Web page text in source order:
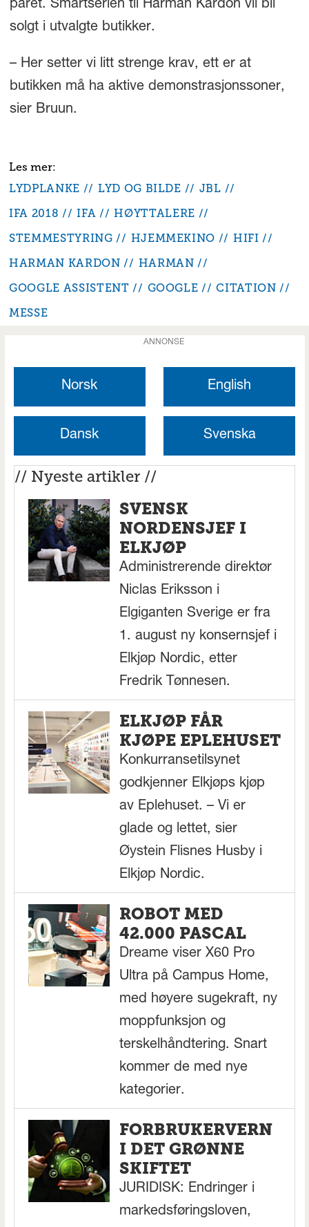
paret. Smartserien til Harman Kardon vil bli
solgt i utvalgte butikker.
– Her setter vi litt strenge krav, ett er at
butikken må ha aktive demonstrasjonssoner,
sier Bruun.
LYDPLANKE LYD OG BILDE
JBL
IFA 2018
IFA
HØYTTALERE
STEMMESTYRING
HJEMMEKINO
HIFI
HARMAN KARDON
HARMAN
GOOGLE ASSISTENT
GOOGLE
CITATION
MESSE
ANNONSE
Norsk English
Dansk Svenska
// Nyeste artikler //
SVENSK
NORDENSJEF I
ELKJØP
Administrerende direktør
Niclas Eriksson i
Elgiganten Sverige er fra
1. august ny konsernsjef i
Elkjøp Nordic, etter
Fredrik Tønnesen.
ELKJØP FÅR
KJØPE EPLEHUSET
Konkurransetilsynet
godkjenner Elkjøps kjøp
av Eplehuset. – Vi er
glade og lettet, sier
Øystein Flisnes Husby i
Elkjøp Nordic.
ROBOT MED
42.000 PASCAL
Dreame viser X60 Pro
Ultra på Campus Home,
med høyere sugekraft, ny
moppfunksjon og
terskelhåndtering. Snart
kommer de med nye
kategorier.
FORBRUKERVERN
I DET GRØNNE
SKIFTET
JURIDISK: Endringer i
markedsføringsloven,